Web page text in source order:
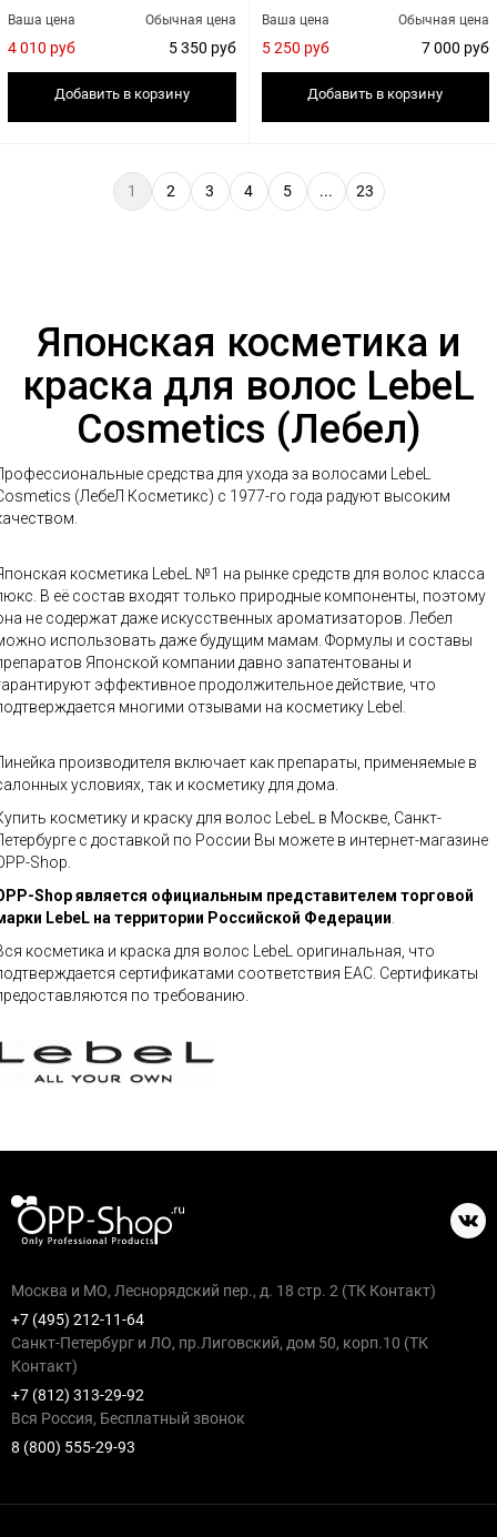
Обычная цена
5 350 руб
Ваша цена
4 010 руб
Добавить в корзину
Обычная цена
7 000 руб
Ваша цена
5 250 руб
Добавить в корзину
1 2 3 4 5 ... 23
Японская косметика и
краска для волос LebeL
Cosmetics (Лебел)
средства для ухода за волосами LebeL
(ЛебеЛ Косметикс) с 1977-го года радуют высоким
косметика LebeL №1 на рынке средств для волос класса
В её состав входят только природные компоненты, поэтому
не содержат даже искусственных ароматизаторов. Лебел
использовать даже будущим мамам. Формулы и составы
Японской компании давно запатентованы и
эффективное продолжительное действие, что
многими отзывами на косметику Lebel.
производителя включает как препараты, применяемые в
условиях, так и косметику для дома.
косметику и краску для волос LebeL в Москве, Санкт-
с доставкой по России Вы можете в интернет-магазине
Shop.
Shop является официальным представителем торговой
LebeL на территории Российской Федерации
косметика и краска для волос LebeL оригинальная, что
сертификатами соответствия ЕАС. Сертификаты
по требованию.
Москва и МО, Леснорядский пер., д. 18 стр. 2 (ТК Контакт)
+7 (495) 212-11-64
Санкт-Петербург и ЛО, пр.Лиговский, дом 50, корп.10 (ТК
Контакт)
+7 (812) 313-29-92
Вся Россия, Бесплатный звонок
8 (800) 555-29-93